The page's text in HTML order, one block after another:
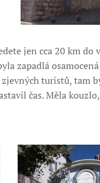
jen cca 20 km do
zapadlá
turistů, tam
čas. Měla